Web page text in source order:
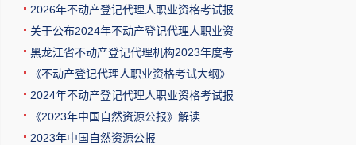
2026年不动产登记代理人职业资格考试报
关于公布2024年不动产登记代理人职业资
黑龙江省不动产登记代理机构2023年度考
《不动产登记代理人职业资格考试大纲》
2024年不动产登记代理人职业资格考试报
《2023年中国自然资源公报》解读
2023年中国自然资源公报